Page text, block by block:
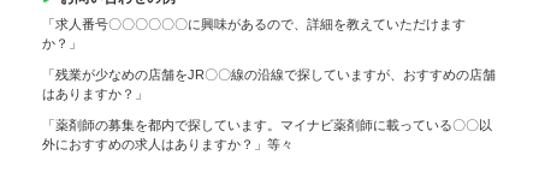
「求人番号〇〇〇〇〇〇に興味があるので、詳細を教えていただけます
か？」
「残業が少なめの店舗をJR〇〇線の沿線で探していますが、おすすめの店舗
はありますか？」
「薬剤師の募集を都内で探しています。マイナビ薬剤師に載っている〇〇以
外におすすめの求人はありますか？」等々